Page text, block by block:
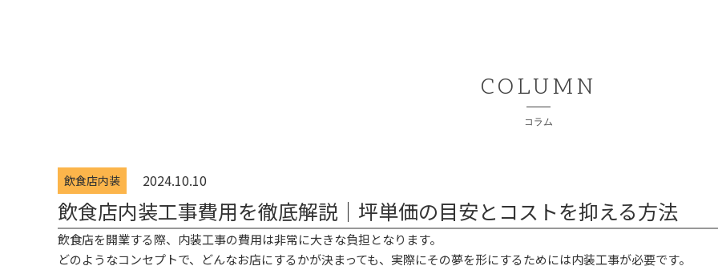
COLUMN
コラム
飲食店内装 2024.10.10
飲食店内装工事費用を徹底解説｜坪単価の目安とコストを抑える方法
飲食店を開業する際、内装工事の費用は非常に大きな負担となります。
どのようなコンセプトで、どんなお店にするかが決まっても、実際にその夢を形にするためには内装工事が必要です。